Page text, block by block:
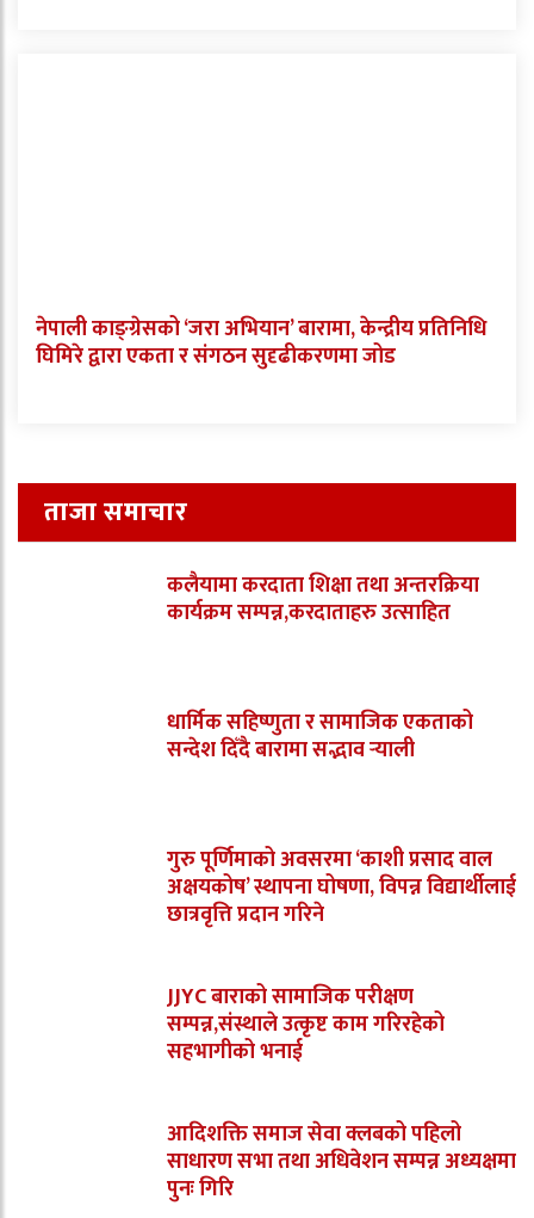
नेपाली काङ्ग्रेसको ‘जरा अभियान’ बारामा, केन्द्रीय प्रतिनिधि
घिमिरे द्वारा एकता र संगठन सुदृढीकरणमा जोड
ताजा समाचार
कलैयामा करदाता शिक्षा तथा अन्तरक्रिया
कार्यक्रम सम्पन्न,करदाताहरु उत्साहित
धार्मिक सहिष्णुता र सामाजिक एकताको
सन्देश दिँदै बारामा सद्भाव र्‍याली
गुरु पूर्णिमाको अवसरमा ‘काशी प्रसाद वाल
अक्षयकोष’ स्थापना घोषणा, विपन्न विद्यार्थीलाई
छात्रवृत्ति प्रदान गरिने
JJYC बाराको सामाजिक परीक्षण
सम्पन्न,संस्थाले उत्कृष्ट काम गरिरहेको
सहभागीको भनाई
आदिशक्ति समाज सेवा क्लबको पहिलो
साधारण सभा तथा अधिवेशन सम्पन्न अध्यक्षमा
पुनः गिरि